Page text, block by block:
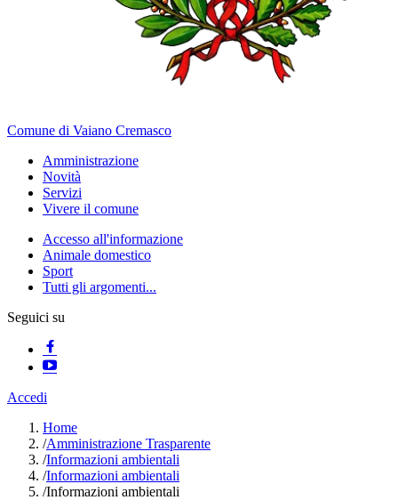
Comune di Vaiano Cremasco
Amministrazione
Novità
Servizi
Vivere il comune
Accesso all'informazione
Animale domestico
Sport
Tutti gli argomenti...
Seguici su
Accedi
Home
/Amministrazione Trasparente
/Informazioni ambientali
/Informazioni ambientali
/Informazioni ambientali